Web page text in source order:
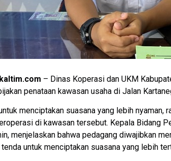
– Dinas Koperasi dan UKM
penataan kawasan usaha di Jalan
menciptakan suasana yang lebih nyaman,
di kawasan tersebut. Kepala Bidang
menjelaskan bahwa pedagang diwajibkan
untuk menciptakan suasana yang lebih